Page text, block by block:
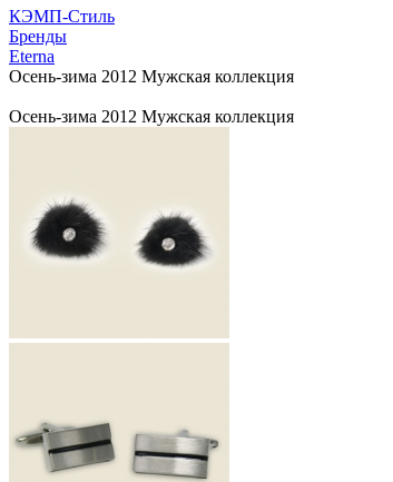
КЭМП-Стиль
Бренды
Eterna
Осень-зима 2012 Мужская коллекция
Осень-зима 2012 Мужская коллекция